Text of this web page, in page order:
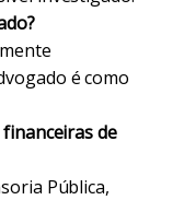
é como
de
Pública,